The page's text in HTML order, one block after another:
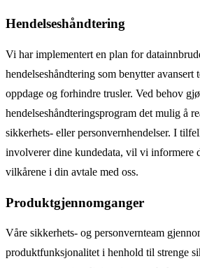
Hendelseshåndtering
Vi har implementert en plan for
hendelseshåndtering som benytter avansert
oppdage og forhindre trusler. Ved behov
hendelseshåndteringsprogram det mulig å
sikkerhets- eller personvernhendelser. I
involverer dine kundedata, vil vi informere
vilkårene i din avtale med oss.
Produktgjennomganger
Våre sikkerhets- og personvernteam
produktfunksjonalitet i henhold til strenge